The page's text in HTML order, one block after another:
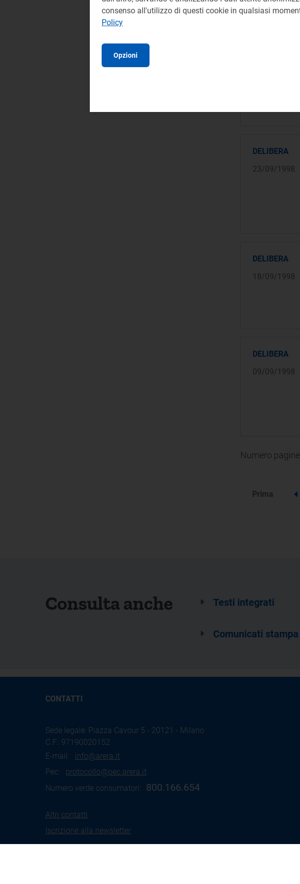
DELIBERA
23/09/1998
DELIBERA
18/09/1998
DELIBERA
09/09/1998
Numero
Prima
Consulta anche Testi integrati
Comunicati stampa
CONTATTI
Sede legale: Piazza Cavour 5 - 20121 - Milano
C.F.: 97190020152
E-mail: info@arera.it
Pec: protocollo@pec.arera.it
Numero verde consumatori:
800.166.654
Altri contatti
Iscrizione alla newsletter
consenso all'utilizzo di questi cookie in qualsiasi
Policy
Opzioni